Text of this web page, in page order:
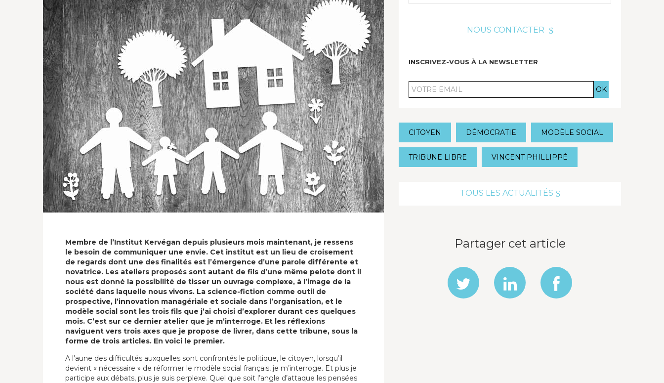
Membre de l’Institut Kervégan depuis plusieurs mois maintenant, je ressens
le besoin de communiquer une envie. Cet institut est un lieu de croisement
de regards dont une des finalités est l’émergence d’une parole différente et
novatrice. Les ateliers proposés sont autant de fils d’une même pelote dont il
nous est donné la possibilité de tisser un ouvrage complexe, à l’image de la
société dans laquelle nous vivons. La science-fiction comme outil de
prospective, l’innovation managériale et sociale dans l’organisation, et le
modèle social sont les trois fils que j’ai choisi d’explorer durant ces quelques
mois. C’est sur ce dernier atelier que je m’interroge. Et les réflexions
naviguent vers trois axes que je propose de livrer, dans cette tribune, sous la
forme de trois articles. En voici le premier.
A l’aune des difficultés auxquelles sont confrontés le politique, le citoyen, lorsqu’il
devient « nécessaire » de réformer le modèle social français, je m’interroge. Et plus je
participe aux débats, plus je suis perplexe. Quel que soit l’angle d’attaque les pensées
NOUS CONTACTER
INSCRIVEZ-VOUS À LA NEWSLETTER
VOTRE
EMAIL
CITOYEN DÉMOCRATIE MODÈLE SOCIAL
TRIBUNE LIBRE VINCENT PHILLIPPÉ
TOUS LES ACTUALITÉS
Partager cet article